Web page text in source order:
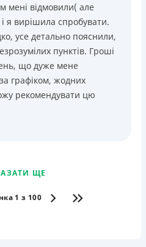
мені відмовили( але
я вирішила спробувати.
усе детально пояснили,
пунктів. Гроші
що дуже мене
графіком, жодних
рекомендувати цю
ЩЕ
1 з 100